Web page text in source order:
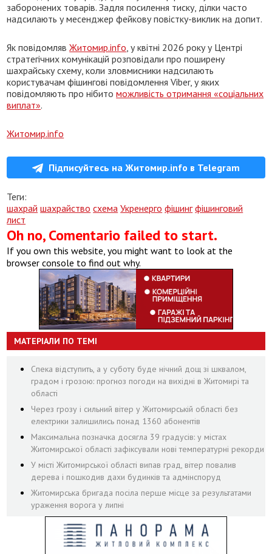
заборонених товарів. Задля посилення тиску, ділки часто
надсилають у месенджер фейкову повістку-виклик на допит.
Як повідомлявЖитомир.info , у квітні 2026 року у Центрі
стратегічних комунікацій розповідали про поширену
шахрайську схему, коли зловмисники надсилають
користувачам фішингові повідомлення Viber, у яких
повідомляють про нібитоможливість отримання «соціальних
виплат».
Житомир.info
Підписуйтесь на Житомир.info в Telegram
Теги:
шахрай шахрайство схема Укренерго фішинг фішинговий
лист
Oh no, Comentario failed to start.
If you own this website, you might want to look at the
browser console to find out why.
МАТЕРІАЛИ ПО ТЕМІ
Спека відступить, а у суботу буде нічний дощ зі шквалом,
градом і грозою: прогноз погоди на вихідні в Житомирі та
області
Через грозу і сильний вітер у Житомирській області без
електрики залишились понад 1360 абонентів
Максимальна позначка досягла 39 градусів: у містах
Житомирської області зафіксували нові температурні рекорди
У місті Житомирської області випав град, вітер повалив
дерева і пошкодив дахи будинків та адмінспоруд
Житомирська бригада посіла перше місце за результатами
ураження ворога у липні